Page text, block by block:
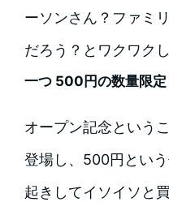
ーソンさん？ファミ
だろう？とワクワク
一つ 500円の数量限定
オープン記念という
登場し、500円とい
起きしてイソイソと